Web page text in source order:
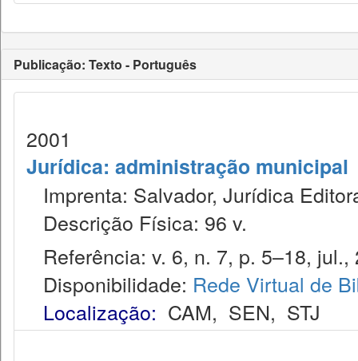
Publicação: Texto - Português
2001
Jurídica: administração municipal
Imprenta: Salvador, Jurídica
Descrição Física: 96 v.
Referência: v. 6, n. 7, p. 5–18, jul.,
Disponibilidade: Rede Virtual de
Localização: CAM, SEN, STJ